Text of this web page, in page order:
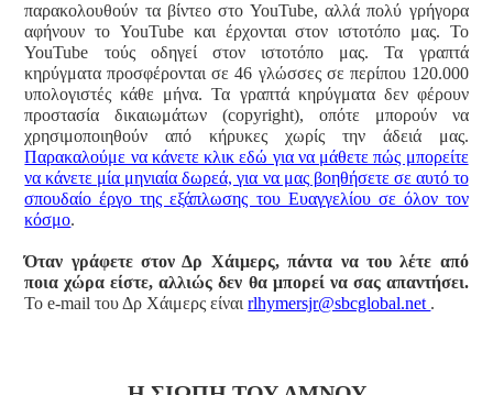
παρακολουθούν τα βίντεο στο YouTube, αλλά πολύ γρήγορα
αφήνουν το YouTube και έρχονται στον ιστοτόπο μας. Το
YouTube τούς οδηγεί στον ιστοτόπο μας. Τα γραπτά
κηρύγματα προσφέρονται σε 46 γλώσσες σε περίπου 120.000
υπολογιστές κάθε μήνα. Τα γραπτά κηρύγματα δεν φέρουν
προστασία δικαιωμάτων (copyright), οπότε μπορούν να
χρησιμοποιηθούν από κήρυκες χωρίς την άδειά μας.
Παρακαλούμε να κάνετε κλικ εδώ για να μάθετε πώς μπορείτε
να κάνετε μία μηνιαία δωρεά, για να μας βοηθήσετε σε αυτό το
σπουδαίο έργο της εξάπλωσης του Ευαγγελίου σε όλον τον
κόσμο.
Όταν γράφετε στον Δρ Χάιμερς, πάντα να του λέτε από
ποια χώρα είστε, αλλιώς δεν θα μπορεί να σας απαντήσει.
Το e-mail του Δρ Χάιμερς είναιrlhymersjr@sbcglobal.net .